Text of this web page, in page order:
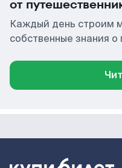
от
Каждый день строим
собственные знания о